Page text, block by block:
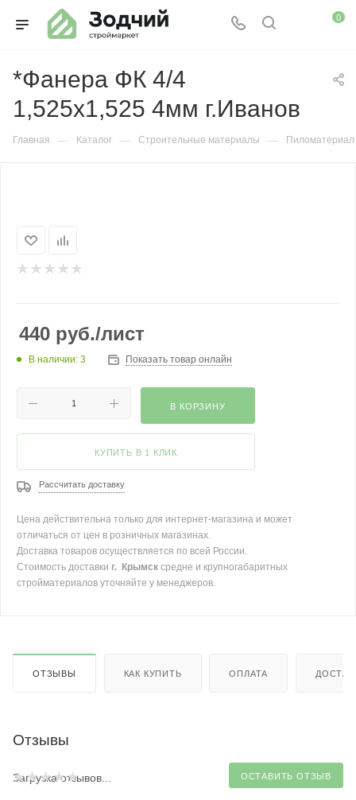
0
*Фанера ФК 4/4
1,525х1,525 4мм г.Иванов
Главная — Каталог — Строительные материалы — Пиломатериал
440 руб./лист
В наличии: 3 Показать товар онлайн
В КОРЗИНУ
КУПИТЬ В 1 КЛИК
Рассчитать доставку
Цена действительна только для интернет-магазина и может
отличаться от цен в розничных магазинах.
Доставка товаров осуществляется по всей России.
Стоимость доставки г. Крымск средне и крупногабаритных
стройматериалов уточняйте у менеджеров.
ОТЗЫВЫ КАК КУПИТЬ ОПЛАТА
Отзывы
ОСТАВИТЬ ОТЗЫВ
Загрузка отзывов...